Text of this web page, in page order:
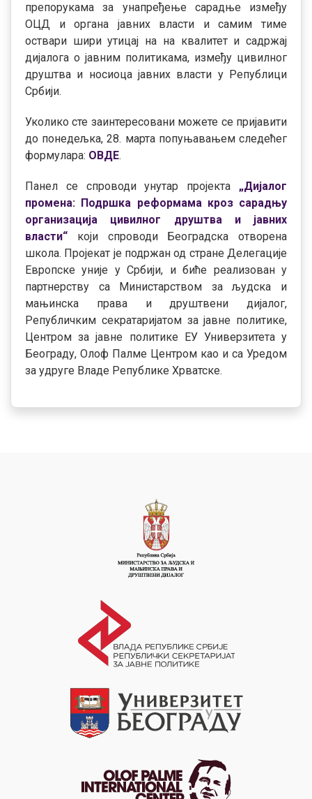
препорукама за унапређење сарадње између
ОЦД и органа јавних власти и самим тиме
оствари шири утицај на на квалитет и садржај
дијалога о јавним политикама, између цивилног
друштва и носиоца јавних власти у Републици
Србији.
Уколико сте заинтересовани можете се пријавити
до понедељка, 28. марта попуњавањем следећег
формулара: ОВДЕ.
Панел се спроводи унутар пројекта „Дијалог
промена: Подршка реформама кроз сарадњу
организација цивилног друштва и јавних
власти“ који спроводи Београдска отворена
школа. Пројекат је подржан од стране Делегације
Европске уније у Србији, и биће реализован у
партнерству са Министарством за људска и
мањинска права и друштвени дијалог,
Републичким секратаријатом за јавне политике,
Центром за јавне политике ЕУ Универзитета у
Београду, Олоф Палме Центром као и са Уредом
за удруге Владе Републике Хрватске.